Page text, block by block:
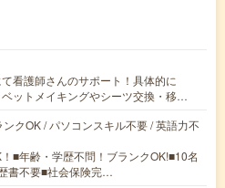
看護師さんのサポート！具体的に
ットメイキングやシーツ交換・移…
クOK / パソコンスキル不要 / 英語力不
■年齢・学歴不問！ブランクOK!■10名
書不要■社会保険完…